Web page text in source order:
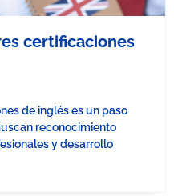
certificaciones
de inglés es un paso
reconocimiento
y desarrollo